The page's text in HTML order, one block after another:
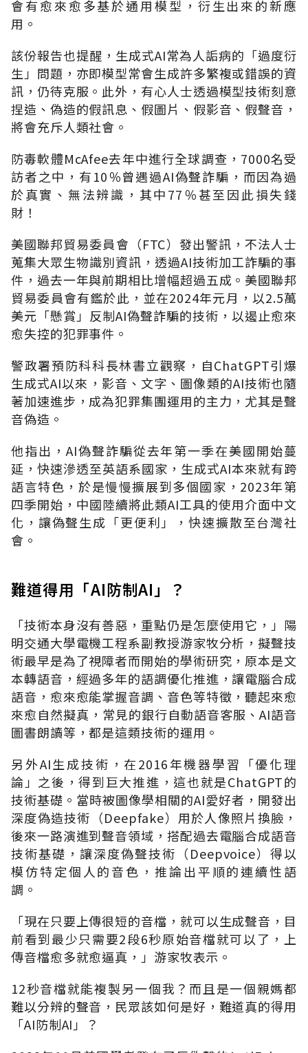
會有愈來愈多基於通用模型，衍生出來的新應
用。
該份報告也提醒，生成式AI常為人詬病的「過度衍
生」問題，亦即模型常會生成許多繁複或錯誤的資
訊，仍待克服。此外，有心人士透過模型技術刻意
捏造、偽造的假訊息、假圖片、假影音、假聲音，
將會充斥人類社會。
防毒軟體McAfee去年中進行全球調查， 7000名受
訪者之中，有10％曾遇過AI偽聲詐騙，而因為過
於真實、無法辨識，其中77％甚至因此損失錢
財！
美國聯邦貿易委員會（FTC）發出警訊，不法人士
蒐集大眾生物識別資訊，透過AI技術加工詐騙的事
件，過去一年與前期相比增幅超過五成。美國聯邦
貿易委員會有鑑於此，並在2024年元月，以2.5萬
美元「懸賞」反制AI偽聲詐騙的技術，以遏止愈來
愈失控的犯罪事件。
警政署預防科科長林書立觀察，自ChatGPT引爆
生成式AI以來，影音、文字、圖像類的AI技術也隨
著加速進步，成為犯罪集團運用的主力，尤其是聲
音偽造。
他指出， AI偽聲詐騙從去年第一季在美國開始蔓
延，快速滲透至英語系國家，生成式AI本來就有跨
語言特色，於是慢慢擴展到多個國家， 2023年第
四季開始，中國陸續將此類AI工具的使用介面中文
化，讓偽聲生成「更便利」，快速擴散至台灣社
會。
難道得用「AI防制AI」？
「技術本身沒有善惡，重點仍是怎麼使用它，」陽
明交通大學電機工程系副教授游家牧分析，擬聲技
術最早是為了視障者而開始的學術研究，原本是文
本轉語音，經過多年的語調優化推進，讓電腦合成
語音，愈來愈能掌握音調、音色等特徵，聽起來愈
來愈自然擬真，常見的銀行自動語音客服、AI語音
圖書朗讀等，都是這類技術的運用。
另外AI生成技術，在2016年機器學習「優化理
論」之後，得到巨大推進，這也就是ChatGPT的
技術基礎。當時被圖像學相關的AI愛好者，開發出
深度偽造技術（Deepfake）用於人像照片換臉，
後來一路演進到聲音領域，搭配過去電腦合成語音
技術基礎，讓深度偽聲技術（Deepvoice）得以
模仿特定個人的音色，推論出平順的連續性語
調。
「現在只要上傳很短的音檔，就可以生成聲音，目
前看到最少只需要2段6秒原始音檔就可以了，上
傳音檔愈多就愈逼真，」游家牧表示。
12秒音檔就能複製另一個我？而且是一個親媽都
難以分辨的聲音，民眾該如何是好，難道真的得用
「AI防制AI 」？